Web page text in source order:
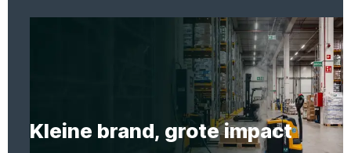
Kleine brand, grote impact